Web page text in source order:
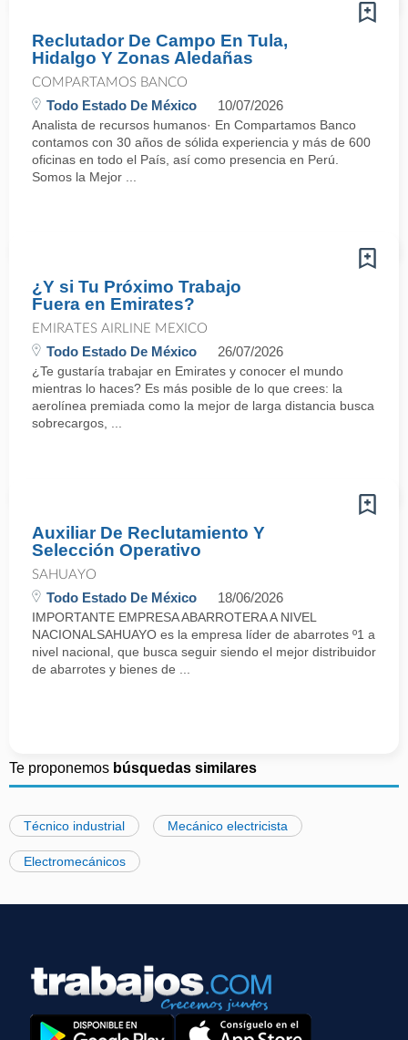
Reclutador De Campo En Tula,
Hidalgo Y Zonas Aledañas
COMPARTAMOS BANCO
Todo Estado De México 10/07/2026
Analista de recursos humanos· En Compartamos Banco
contamos con 30 años de sólida experiencia y más de 600
oficinas en todo el País, así como presencia en Perú.
Somos la Mejor ...
¿Y si Tu Próximo Trabajo
Fuera en Emirates?
EMIRATES AIRLINE MEXICO
Todo Estado De México 26/07/2026
¿Te gustaría trabajar en Emirates y conocer el mundo
mientras lo haces? Es más posible de lo que crees: la
aerolínea premiada como la mejor de larga distancia busca
sobrecargos, ...
Auxiliar De Reclutamiento Y
Selección Operativo
SAHUAYO
Todo Estado De México 18/06/2026
IMPORTANTE EMPRESA ABARROTERA A NIVEL
NACIONALSAHUAYO es la empresa líder de abarrotes º1 a
nivel nacional, que busca seguir siendo el mejor distribuidor
de abarrotes y bienes de ...
Te proponemos búsquedas similares
Técnico industrial Mecánico electricista
Electromecánicos